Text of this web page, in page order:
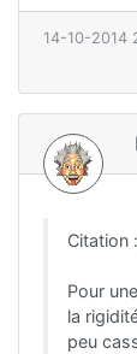
14-10-2014
Citation :
Pour
la
peu